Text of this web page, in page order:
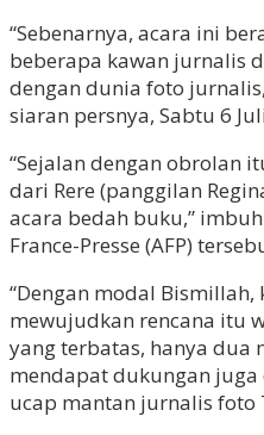
“Sebenarnya, acara ini
beberapa kawan jurnalis
dengan dunia foto
siaran persnya, Sabtu 6
“Sejalan dengan obrolan
dari Rere (panggilan
acara bedah buku,”
France-Presse (AFP)
“Dengan modal
mewujudkan rencana itu
yang terbatas, hanya
mendapat dukungan
ucap mantan jurnalis